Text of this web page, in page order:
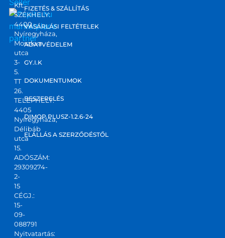
marketplace
partner
Kft.
SZÉKHELY:
4400
Nyíregyháza,
Moszkva
utca
3-
5.
TT
26.
TELEPHELY:
4405
Nyíregyháza,
Délibáb
utca
15.
ADÓSZÁM:
29309274-
2-
15
CÉGJ.:
15-
09-
088791
Nyitvatartás:
FIZETÉS & SZÁLLÍTÁS
VÁSÁRLÁSI FELTÉTELEK
ADATVÉDELEM
GY.I.K
DOKUMENTUMOK
BESZERELÉS
DIMOP PLUSZ-1.2.6-24
ELÁLLÁS A SZERZŐDÉSTŐL